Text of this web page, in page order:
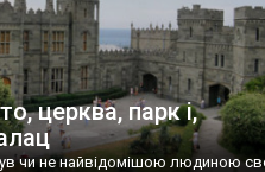
церква, парк і,
чи не найвідомішою людиною